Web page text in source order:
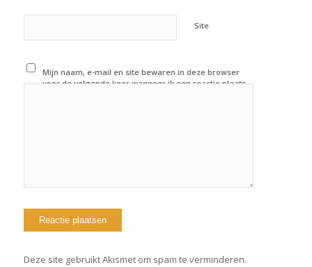
Site
Mijn naam, e-mail en site bewaren in deze browser
voor de volgende keer wanneer ik een reactie plaats.
Deze site gebruikt Akismet om spam te verminderen.